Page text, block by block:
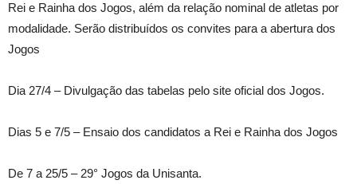
Rei e Rainha dos Jogos, além da relação nominal de atletas por
modalidade. Serão distribuídos os convites para a abertura dos
Jogos
Dia 27/4 – Divulgação das tabelas pelo site oficial dos Jogos.
Dias 5 e 7/5 – Ensaio dos candidatos a Rei e Rainha dos Jogos
De 7 a 25/5 – 29° Jogos da Unisanta.